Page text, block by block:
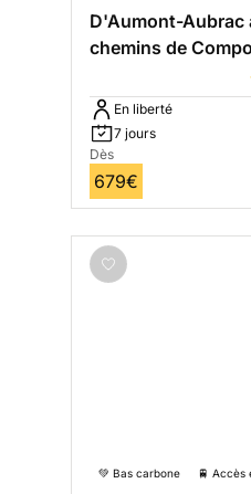
D'Aumont-Aubrac
chemins de
En liberté
7 jours
Dès
679€
💚 Bas carbone 🚆 Accès